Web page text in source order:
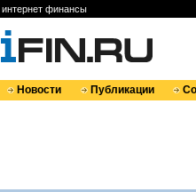
интернет финансы
Новости Публикации